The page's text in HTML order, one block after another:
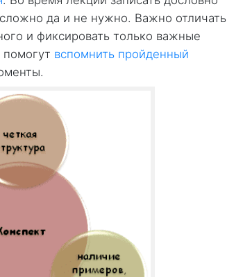
да и не нужно. Важно отличать
и фиксировать только важные
вспомнить пройденный